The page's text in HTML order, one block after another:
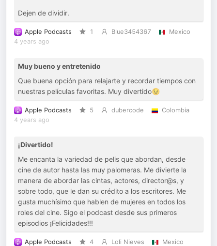
Dejen de dividir.
Apple Podcasts 1 Blue3454367
Mexico
4 years ago
Muy bueno y entretenido
Que buena opción para relajarte y recordar tiempos con
nuestras películas favoritas. Muy divertido😉
Apple Podcasts 5 dubercode
Colombia
4 years ago
¡Divertido!
Me encanta la variedad de pelis que abordan, desde
cine de autor hasta las muy palomeras. Me divierte la
manera de abordar las cintas, actores, director@s, y
sobre todo, que le dan su crédito a los escritores. Me
gusta muchísimo que hablen de mujeres en todos los
roles del cine. Sigo el podcast desde sus primeros
episodios ¡Felicidades!!!
Apple Podcasts 4 Loli Nieves
Mexico